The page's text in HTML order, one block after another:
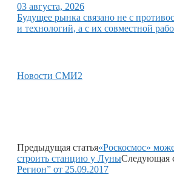
03 августа, 2026
Будущее рынка связано не с
и технологий, а с их совместной
Новости СМИ2
Предыдущая статья«Роскосмос»
строить станцию у ЛуныСледующая
Регион” от 25.09.2017